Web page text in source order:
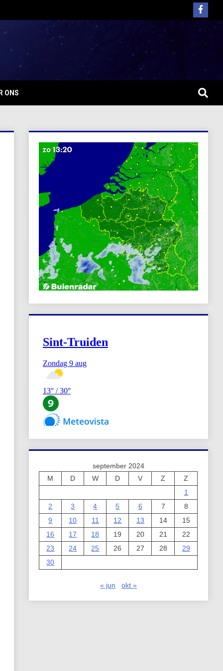
ONS
september 2024
M
D W D V Z
Z
1
2
3 4 5 6 7
8
9
10 11 12 13 14
15
16
17 18 19 20 21
22
23
24 25 26 27 28
29
30
« jun okt »